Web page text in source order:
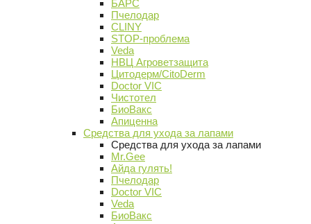
БАРС
Пчелодар
CLINY
STOP-проблема
Veda
НВЦ Агроветзащита
Цитодерм/CitoDerm
Doctor VIC
Чистотел
БиоВакс
Апиценна
Средства для ухода за лапами
Средства для ухода за лапами
Mr.Gee
Айда гулять!
Пчелодар
Doctor VIC
Veda
БиоВакс